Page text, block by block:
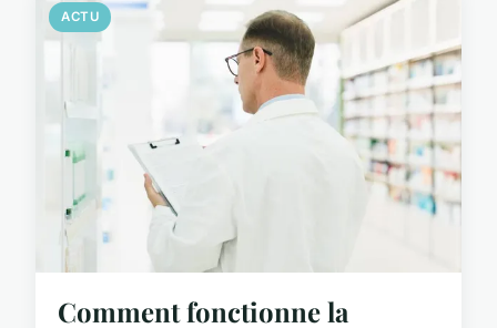
ACTU
Comment fonctionne la